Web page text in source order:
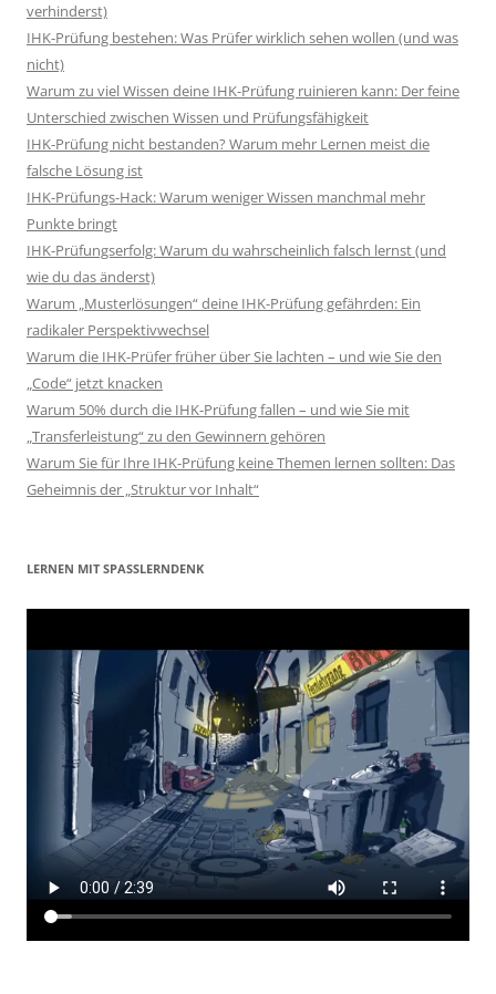
verhinderst)
IHK-Prüfung bestehen: Was Prüfer wirklich sehen wollen (und was
nicht)
Warum zu viel Wissen deine IHK-Prüfung ruinieren kann: Der feine
Unterschied zwischen Wissen und Prüfungsfähigkeit
IHK-Prüfung nicht bestanden? Warum mehr Lernen meist die
falsche Lösung ist
IHK-Prüfungs-Hack: Warum weniger Wissen manchmal mehr
Punkte bringt
IHK-Prüfungserfolg: Warum du wahrscheinlich falsch lernst (und
wie du das änderst)
Warum „Musterlösungen“ deine IHK-Prüfung gefährden: Ein
radikaler Perspektivwechsel
Warum die IHK-Prüfer früher über Sie lachten – und wie Sie den
„Code“ jetzt knacken
Warum 50% durch die IHK-Prüfung fallen – und wie Sie mit
„Transferleistung“ zu den Gewinnern gehören
Warum Sie für Ihre IHK-Prüfung keine Themen lernen sollten: Das
Geheimnis der „Struktur vor Inhalt“
LERNEN MIT SPASSLERNDENK